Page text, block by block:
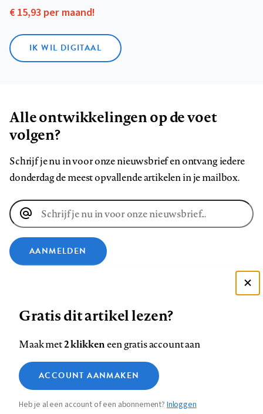
€ 15,93 per maand!
IK WIL DIGITAAL
Alle ontwikkelingen op de voet
volgen?
Schrijf je nu in voor onze nieuwsbrief en ontvang iedere
donderdag de meest opvallende artikelen in je mailbox.
E-
mailadres
AANMELDEN
ons
op
Facebook
ons
op
LinkedIn
ons
op
Bluesky
ons
op
Instagram
ons
op
YouTube
ons
Footer
navigation
Contact Privacy
Medische vragen verdienen
betrouwbare antwoorden
Gratis dit artikel lezen?
Maak met2 klikkeneen gratis account aan
ACCOUNT AANMAKEN
Heb je al een account of een abonnement?Inloggen
Zie onze cookie policy
Analytische cookies
Marketing cookies